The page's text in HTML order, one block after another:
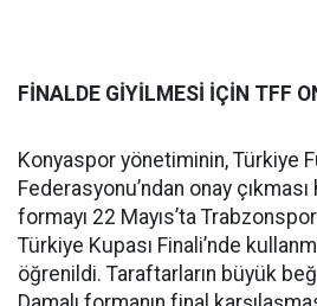
FİNALDE GİYİLMESİ İÇİN TFF
Konyaspor yönetiminin, Türkiye
Federasyonu’ndan onay
formayı 22 Mayıs’ta
Türkiye Kupası Finali’nde
öğrenildi. Taraftarların büyük